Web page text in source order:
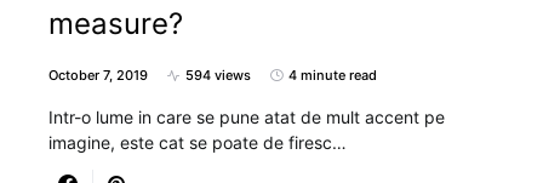
measure?
October 7, 2019 594 views 4 minute read
Intr-o lume in care se pune atat de mult accent pe
imagine, este cat se poate de firesc…